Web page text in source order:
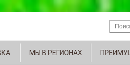
МЫ В РЕГИОНАХ